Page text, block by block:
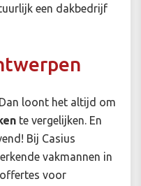
een dakbedrijf
loont het altijd om
te vergelijken. En
Bij Casius
vakmannen in
voor